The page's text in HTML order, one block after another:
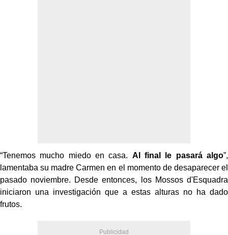
“Tenemos mucho miedo en casa. Al final le pasará algo”,
lamentaba su madre Carmen en el momento de desaparecer el
pasado noviembre. Desde entonces, los Mossos d'Esquadra
iniciaron una investigación que a estas alturas no ha dado
frutos.